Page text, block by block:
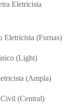
Eletricista
Eletricista (Furnas)
(Light)
(Ampla)
(Central)